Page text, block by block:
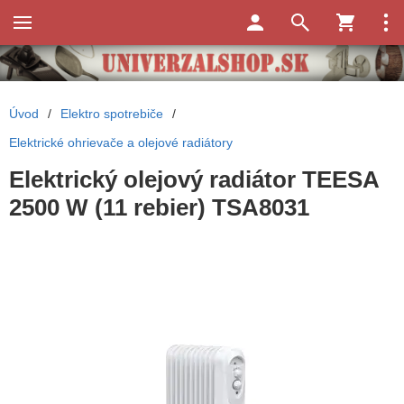
Úvod / Elektro spotrebiče
/
Elektrické ohrievače a olejové radiátory
Elektrický olejový radiátor TEESA
2500 W (11 rebier) TSA8031